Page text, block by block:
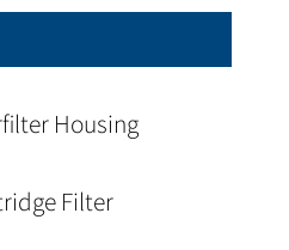
Housing
Filter